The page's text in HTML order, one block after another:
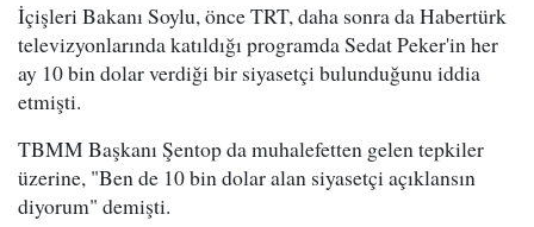
İçişleri Bakanı Soylu, önce TRT, daha sonra da Habertürk
televizyonlarında katıldığı programda Sedat Peker'in her
ay 10 bin dolar verdiği bir siyasetçi bulunduğunu iddia
etmişti.
TBMM Başkanı Şentop da muhalefetten gelen tepkiler
üzerine, "Ben de 10 bin dolar alan siyasetçi açıklansın
diyorum" demişti.